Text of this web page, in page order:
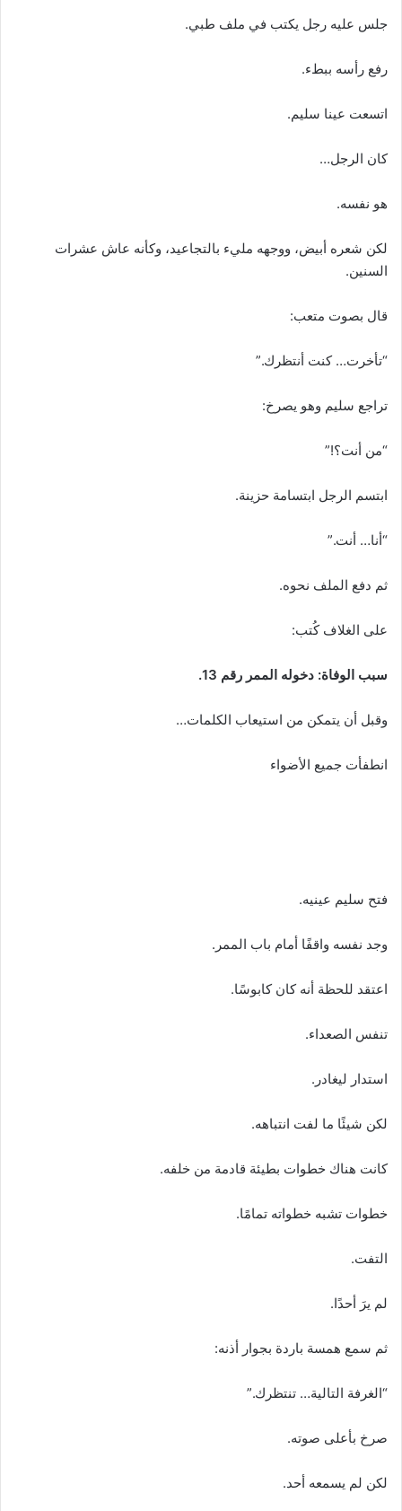
جلس عليه رجل يكتب في ملف طبي.
رفع رأسه ببطء.
اتسعت عينا سليم.
كان الرجل…
هو نفسه.
لكن شعره أبيض، ووجهه مليء بالتجاعيد، وكأنه عاش عشرات
السنين.
قال بصوت متعب:
“تأخرت… كنت أنتظرك.”
تراجع سليم وهو يصرخ:
“من أنت؟!”
ابتسم الرجل ابتسامة حزينة.
“أنا… أنت.”
ثم دفع الملف نحوه.
على الغلاف كُتب:
سبب الوفاة: دخوله الممر رقم 13.
وقبل أن يتمكن من استيعاب الكلمات…
انطفأت جميع الأضواء
فتح سليم عينيه.
وجد نفسه واقفًا أمام باب الممر.
اعتقد للحظة أنه كان كابوسًا.
تنفس الصعداء.
استدار ليغادر.
لكن شيئًا ما لفت انتباهه.
كانت هناك خطوات بطيئة قادمة من خلفه.
خطوات تشبه خطواته تمامًا.
التفت.
لم يرَ أحدًا.
ثم سمع همسة باردة بجوار أذنه:
“الغرفة التالية… تنتظرك.”
صرخ بأعلى صوته.
لكن لم يسمعه أحد.